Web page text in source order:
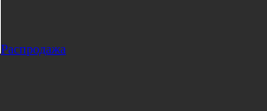
Распродажа